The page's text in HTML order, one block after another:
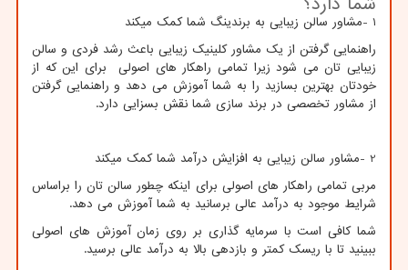
1
-مشاور سالن زیبایی به برندینگ شما کمک میکند
راهنمایی گرفتن از یک مشاور کلینیک زیبایی باعث رشد فردی و سالن
زیبایی تان می شود زیرا تمامی راهکار های اصولی برای این که از
خودتان بهترین بسازید را به شما آموزش می دهد و راهنمایی گرفتن
از مشاور تخصصی در برند سازی شما نقش بسزایی دارد.
2
-مشاور سالن زیبایی به افزایش درآمد شما کمک میکند
مربی تمامی راهکار های اصولی برای اینکه چطور سالن تان را براساس
شرایط موجود به درآمد عالی برسانید به شما آموزش می دهد.
شما کافی است با سرمایه گذاری بر روی زمان آموزش های اصولی
ببینید تا با ریسک کمتر و بازدهی بالا به درآمد عالی برسید.